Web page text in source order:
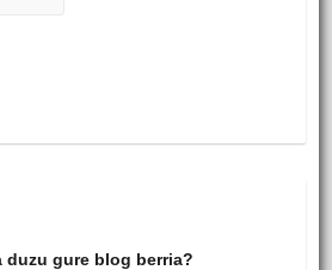
duzu gure blog berria?